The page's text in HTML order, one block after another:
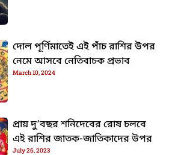
দোল পূর্ণিমাতেই এই পাঁচ রাশির উপর
নেমে আসবে নেতিবাচক প্রভাব
March 10, 2024
প্রায় দু’বছর শনিদেবের রোষ চলবে
এই রাশির জাতক-জাতিকাদের উপর
July 26, 2023